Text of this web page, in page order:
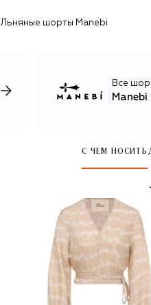
Льняные шорты Manebi
Все
Manebi
С ЧЕМ НОСИТЬ